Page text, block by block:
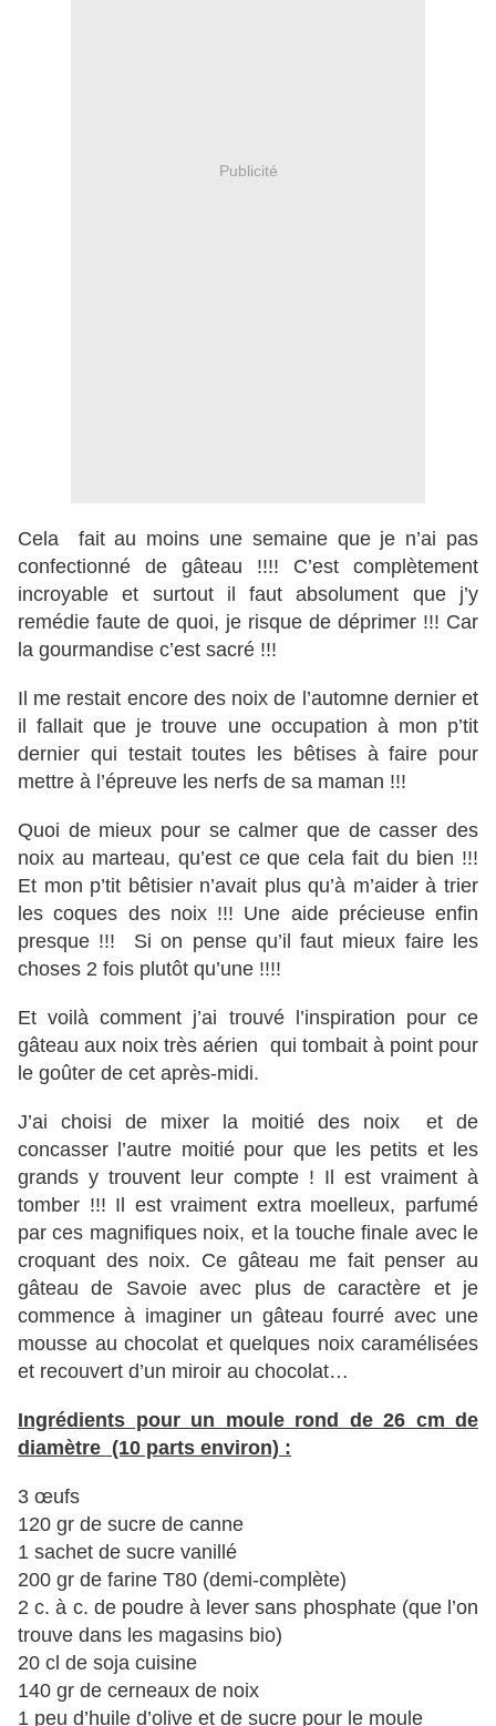
Publicité
Cela fait au moins une semaine que je n’ai pas
confectionné de gâteau !!!! C’est complètement
incroyable et surtout il faut absolument que j’y
remédie faute de quoi, je risque de déprimer !!! Car
la gourmandise c’est sacré !!!
Il me restait encore des noix de l’automne dernier et
il fallait que je trouve une occupation à mon p’tit
dernier qui testait toutes les bêtises à faire pour
mettre à l’épreuve les nerfs de sa maman !!!
Quoi de mieux pour se calmer que de casser des
noix au marteau, qu’est ce que cela fait du bien !!!
Et mon p’tit bêtisier n’avait plus qu’à m’aider à trier
les coques des noix !!! Une aide précieuse enfin
presque !!! Si on pense qu’il faut mieux faire les
choses 2 fois plutôt qu’une !!!!
Et voilà comment j’ai trouvé l’inspiration pour ce
gâteau aux noix très aérien qui tombait à point pour
le goûter de cet après-midi.
J’ai choisi de mixer la moitié des noix et de
concasser l’autre moitié pour que les petits et les
grands y trouvent leur compte ! Il est vraiment à
tomber !!! Il est vraiment extra moelleux, parfumé
par ces magnifiques noix, et la touche finale avec le
croquant des noix. Ce gâteau me fait penser au
gâteau de Savoie avec plus de caractère et je
commence à imaginer un gâteau fourré avec une
mousse au chocolat et quelques noix caramélisées
et recouvert d’un miroir au chocolat…
Ingrédients pour un moule rond de 26 cm de
diamètre (10 parts environ) :
3 œufs
120 gr de sucre de canne
1 sachet de sucre vanillé
200 gr de farine T80 (demi-complète)
2 c. à c. de poudre à lever sans phosphate (que l’on
trouve dans les magasins bio)
20 cl de soja cuisine
140 gr de cerneaux de noix
1 peu d’huile d’olive et de sucre pour le moule